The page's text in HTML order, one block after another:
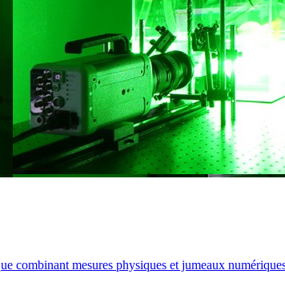
combinant mesures physiques et jumeaux